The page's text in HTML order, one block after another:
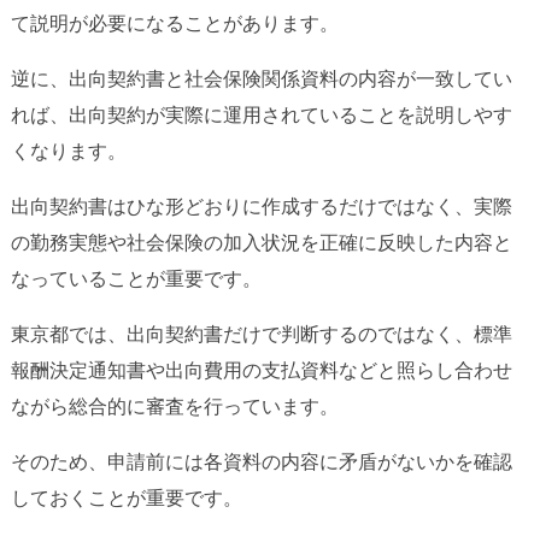
て説明が必要になることがあります。
逆に、出向契約書と社会保険関係資料の内容が一致してい
れば、出向契約が実際に運用されていることを説明しやす
くなります。
出向契約書はひな形どおりに作成するだけではなく、実際
の勤務実態や社会保険の加入状況を正確に反映した内容と
なっていることが重要です。
東京都では、出向契約書だけで判断するのではなく、標準
報酬決定通知書や出向費用の支払資料などと照らし合わせ
ながら総合的に審査を行っています。
そのため、申請前には各資料の内容に矛盾がないかを確認
しておくことが重要です。